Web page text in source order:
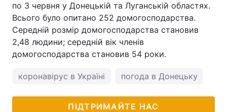
по 3 червня у Донецькій та Луганській областях.
Всього було опитано 252 домогосподарства.
Середній розмір домогосподарства становив
2,48 людини; середній вік членів
домогосподарства становив 54 роки.
коронавірус в Україні погода в Донецьку
ПІДТРИМАЙТЕ НАС